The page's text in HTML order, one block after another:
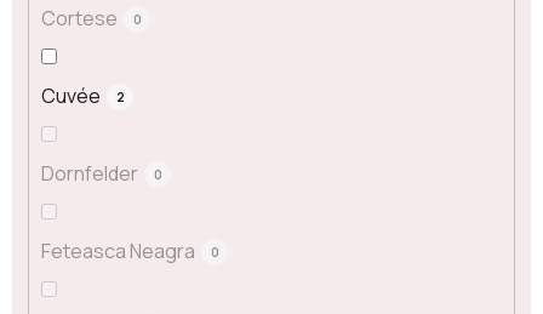
Cortese 0
Cuvée 2
Dornfelder 0
Feteasca Neagra 0